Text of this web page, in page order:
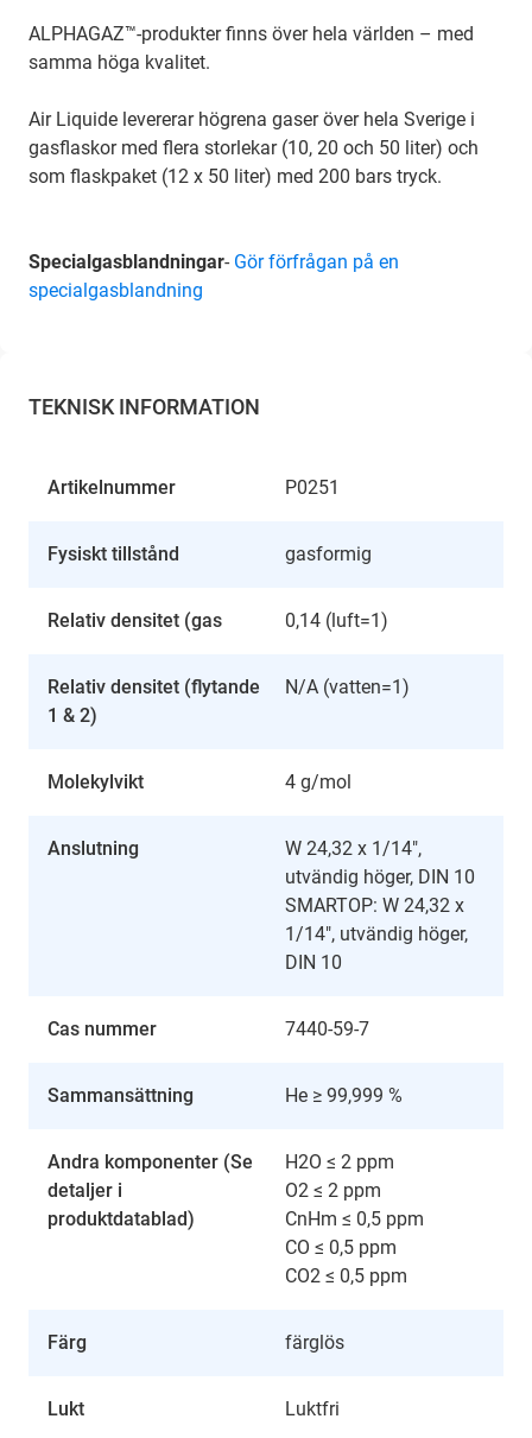
ALPHAGAZ™-produkter finns över hela världen – med
samma höga kvalitet.
Air Liquide levererar högrena gaser över hela Sverige i
gasflaskor med flera storlekar (10, 20 och 50 liter) och
som flaskpaket (12 x 50 liter) med 200 bars tryck.
Specialgasblandningar- Gör förfrågan på en
specialgasblandning
TEKNISK INFORMATION
Artikelnummer P0251
Fysiskt tillstånd gasformig
Relativ densitet (gas 0,14 (luft=1)
Relativ densitet (flytande
1 & 2)
N/A (vatten=1)
Molekylvikt 4 g/mol
Anslutning
W 24,32 x 1/14",
utvändig höger, DIN 10
SMARTOP: W 24,32 x
1/14", utvändig höger,
DIN 10
Cas nummer 7440-59-7
Sammansättning He ≥ 99,999 %
Andra komponenter (Se
detaljer i
produktdatablad)
H2O ≤ 2 ppm
O2 ≤ 2 ppm
CnHm ≤ 0,5 ppm
CO ≤ 0,5 ppm
CO2 ≤ 0,5 ppm
Färg färglös
Lukt Luktfri